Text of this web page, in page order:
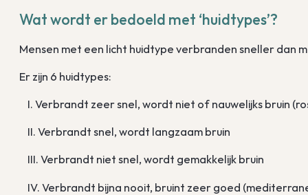
Wat wordt er bedoeld met ‘huidtypes’?
Mensen met een licht huidtype verbranden sneller dan
Er zijn 6 huidtypes:
I. Verbrandt zeer snel, wordt niet of nauwelijks bruin
II. Verbrandt snel, wordt langzaam bruin
III. Verbrandt niet snel, wordt gemakkelijk bruin
IV. Verbrandt bijna nooit, bruint zeer goed